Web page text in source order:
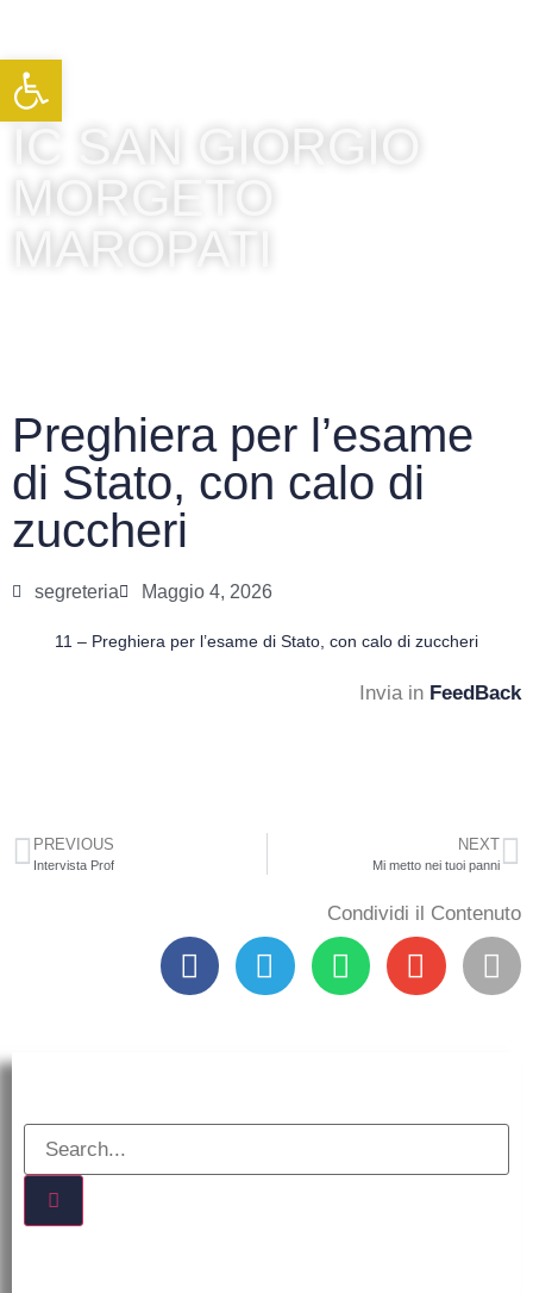
IC SAN GIORGIO
MORGETO
MAROPATI
Preghiera per l’esame
di Stato, con calo di
zuccheri
segreteria Maggio 4, 2026
11 – Preghiera per l’esame di Stato, con calo di zuccheri
Invia in FeedBack
PREVIOUS
Intervista Prof
NEXT
Mi metto nei tuoi panni
Condividi il Contenuto
Apri la barra degli strumenti